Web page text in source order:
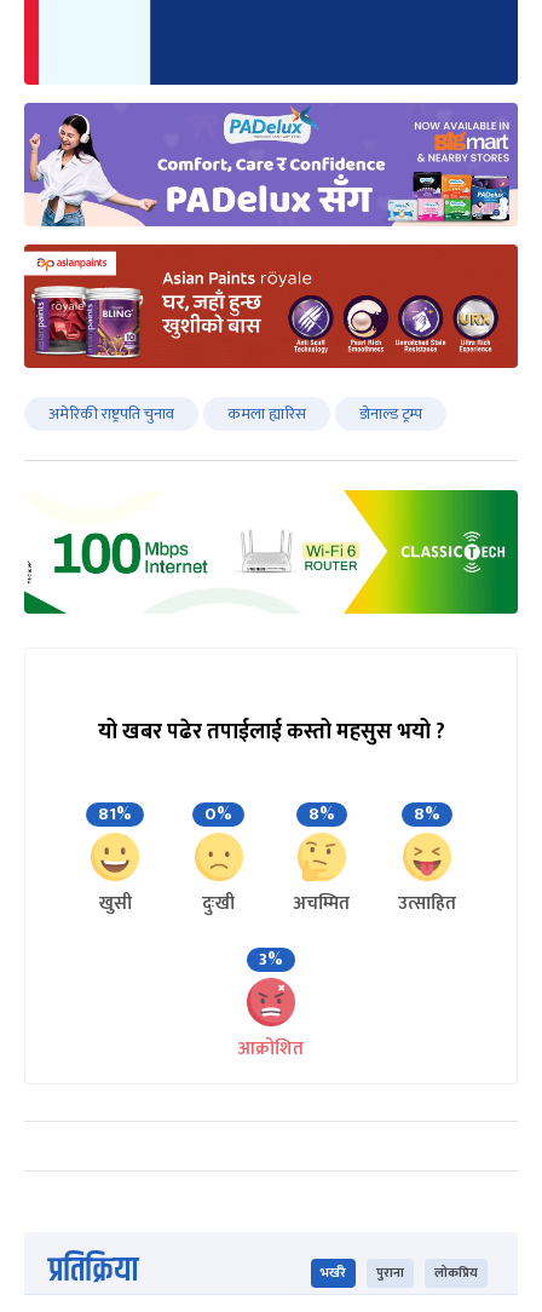
अमेरिकी राष्ट्रपति चुनाव कमला ह्यारिस डोनाल्ड ट्रम्प
यो खबर पढेर तपाईलाई कस्तो महसुस भयो ?
81%
खुसी
0%
दुःखी
8%
अचम्मित
8%
उत्साहित
3%
आक्रोशित
प्रतिक्रिया भर्खरै पुराना लोकप्रिय